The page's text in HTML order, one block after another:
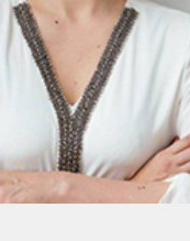
Humanos; Professora convidada do Bacharelado
em Ontopsicologia, MBA Identidade Empresarial,
em Ontopsicologia e Curso de Alta
Empresarial (Faculdade Antonio Meneghetti).
Currículo Lattes